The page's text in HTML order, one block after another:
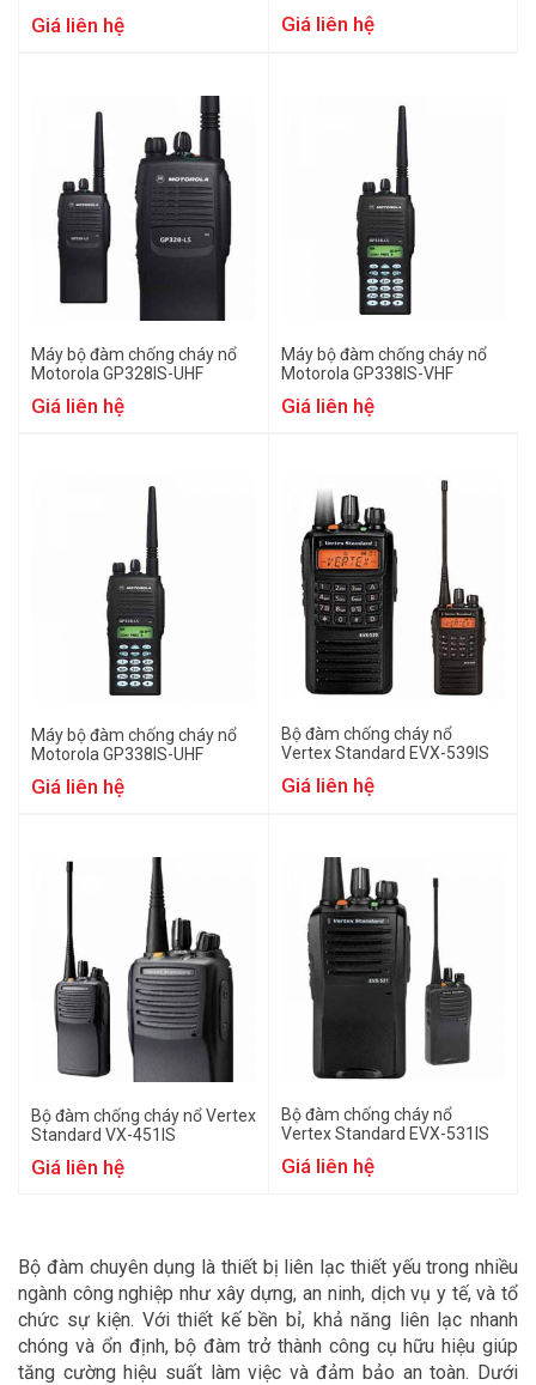
Giá liên hệ Giá liên hệ
Máy bộ đàm chống cháy nổ
Motorola GP328IS-UHF
Giá liên hệ
Máy bộ đàm chống cháy nổ
Motorola GP338IS-VHF
Giá liên hệ
Máy bộ đàm chống cháy nổ
Motorola GP338IS-UHF
Giá liên hệ
Bộ đàm chống cháy nổ
Vertex Standard EVX-539IS
Giá liên hệ
Bộ đàm chống cháy nổ Vertex
Standard VX-451IS
Giá liên hệ
Bộ đàm chống cháy nổ
Vertex Standard EVX-531IS
Giá liên hệ
Bộ đàm chuyên dụng là thiết bị liên lạc thiết yếu trong nhiều
ngành công nghiệp như xây dựng, an ninh, dịch vụ y tế, và tổ
chức sự kiện. Với thiết kế bền bỉ, khả năng liên lạc nhanh
chóng và ổn định, bộ đàm trở thành công cụ hữu hiệu giúp
tăng cường hiệu suất làm việc và đảm bảo an toàn. Dưới